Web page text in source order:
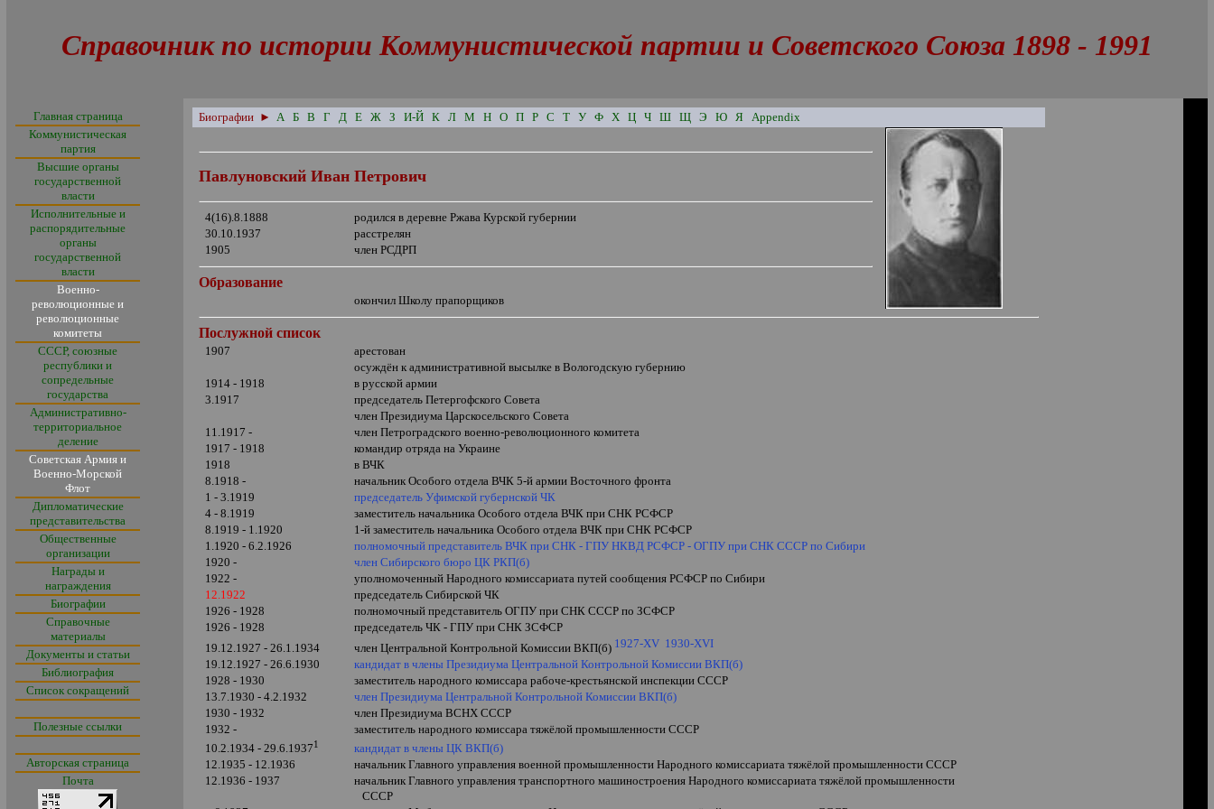
Справочник по истории Коммунистической партии и Советского Союза 1898 - 1991
Главная страница
Коммунистическая
партия
Высшие органы
государственной
власти
Исполнительные и
распорядительные
органы
государственной
власти
Военно-
революционные и
революционные
комитеты
СССР, союзные
республики и
сопредельные
государства
Административно-
территориальное
деление
Советская Армия и
Военно-Морской
Флот
Дипломатические
представительства
Общественные
организации
Награды и
награждения
Биографии
Справочные
материалы
Документы и статьи
Библиография
Список сокращений
Полезные ссылки
Авторская страница
Почта
Биографии ► А Б В Г Д Е Ж З И-Й К Л М Н О П Р С Т У Ф Х Ц Ч Ш Щ Э Ю Я Appendix
Павлуновский Иван Петрович
4(16).8.1888
родился в деревне Ржава Курской губернии
30.10.1937
расстрелян
1905
член РСДРП
Образование
окончил Школу прапорщиков
Послужной список
1907
арестован
осуждён к административной высылке в Вологодскую губернию
1914 - 1918
в русской армии
3.1917
председатель Петергофского Совета
член Президиума Царскосельского Совета
11.1917 -
член Петроградского военно-революционного комитета
1917 - 1918
командир отряда на Украине
1918
в ВЧК
8.1918 -
начальник Особого отдела ВЧК 5-й армии Восточного фронта
1 - 3.1919
председатель Уфимской губернской ЧК
4 - 8.1919
заместитель начальника Особого отдела ВЧК при СНК РСФСР
8.1919 - 1.1920
1-й заместитель начальника Особого отдела ВЧК при СНК РСФСР
1.1920 - 6.2.1926
полномочный представитель ВЧК при СНК - ГПУ НКВД РСФСР - ОГПУ при СНК СССР по Сибири
1920 -
член Сибирского бюро ЦК РКП(б)
1922 -
уполномоченный Народного комиссариата путей сообщения РСФСР по Сибири
12.1922
председатель Сибирской ЧК
1926 - 1928
полномочный представитель ОГПУ при СНК СССР по ЗСФСР
1926 - 1928
председатель ЧК - ГПУ при СНК ЗСФСР
19.12.1927 - 26.1.1934
член Центральной Контрольной Комиссии ВКП(б) 1927-XV 1930-XVI
19.12.1927 - 26.6.1930
кандидат в члены Президиума Центральной Контрольной Комиссии ВКП(б)
1928 - 1930
заместитель народного комиссара рабоче-крестьянской инспекции СССР
13.7.1930 -4.2.1932
член Президиума Центральной Контрольной Комиссии ВКП(б)
1930 - 1932
член Президиума ВСНХ СССР
1932 -
заместитель народного комиссара тяжёлой промышленности СССР
10.2.1934 - 29.6.19371
кандидат в члены ЦК ВКП(б)
12.1935 - 12.1936
начальник Главного управления военной промышленности Народного комиссариата тяжёлой промышленности СССР
12.1936 - 1937
начальник Главного управления транспортного машиностроения Народного комиссариата тяжёлой промышленности
СССР